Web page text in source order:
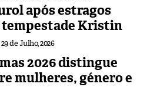
após estragos
tempestade Kristin
29 de Julho, 2026
2026 distingue
mulheres, género e